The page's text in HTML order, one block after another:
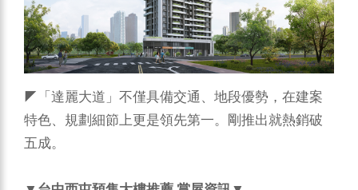
◤「達麗大道」不僅具備交通、地段優勢，在建案
特色、規劃細節上更是領先第一。剛推出就熱銷破
五成。